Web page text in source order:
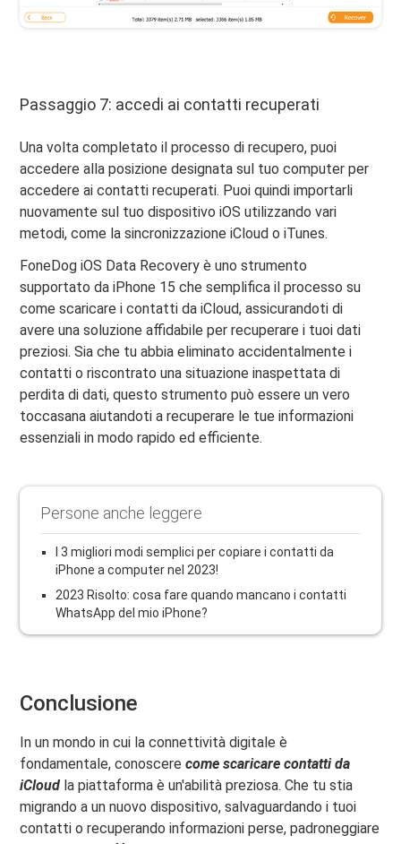
Passaggio 7: accedi ai contatti recuperati
Una volta completato il processo di recupero, puoi
accedere alla posizione designata sul tuo computer per
accedere ai contatti recuperati. Puoi quindi importarli
nuovamente sul tuo dispositivo iOS utilizzando vari
metodi, come la sincronizzazione iCloud o iTunes.
FoneDog iOS Data Recovery è uno strumento
supportato da iPhone 15 che semplifica il processo su
come scaricare i contatti da iCloud, assicurandoti di
avere una soluzione affidabile per recuperare i tuoi dati
preziosi. Sia che tu abbia eliminato accidentalmente i
contatti o riscontrato una situazione inaspettata di
perdita di dati, questo strumento può essere un vero
toccasana aiutandoti a recuperare le tue informazioni
essenziali in modo rapido ed efficiente.
Persone anche leggere
I 3 migliori modi semplici per copiare i contatti da
iPhone a computer nel 2023!
2023 Risolto: cosa fare quando mancano i contatti
WhatsApp del mio iPhone?
Conclusione
In un mondo in cui la connettività digitale è
fondamentale, conoscerecome scaricare contatti da
iCloud la piattaforma è un'abilità preziosa. Che tu stia
migrando a un nuovo dispositivo, salvaguardando i tuoi
contatti o recuperando informazioni perse, padroneggiare